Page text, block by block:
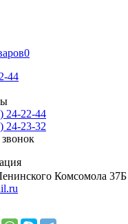
0
44
24-22-44
24-23-32
звонок
Комсомола 37Б